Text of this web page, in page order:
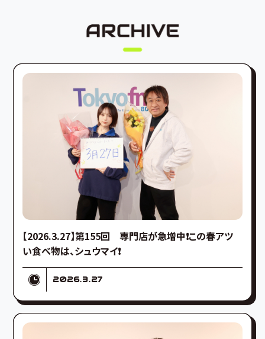
【2026.3.27】第155回 専門店が急増中❗️この春アツ
い食べ物は、シュウマイ❗️
2026.3.27